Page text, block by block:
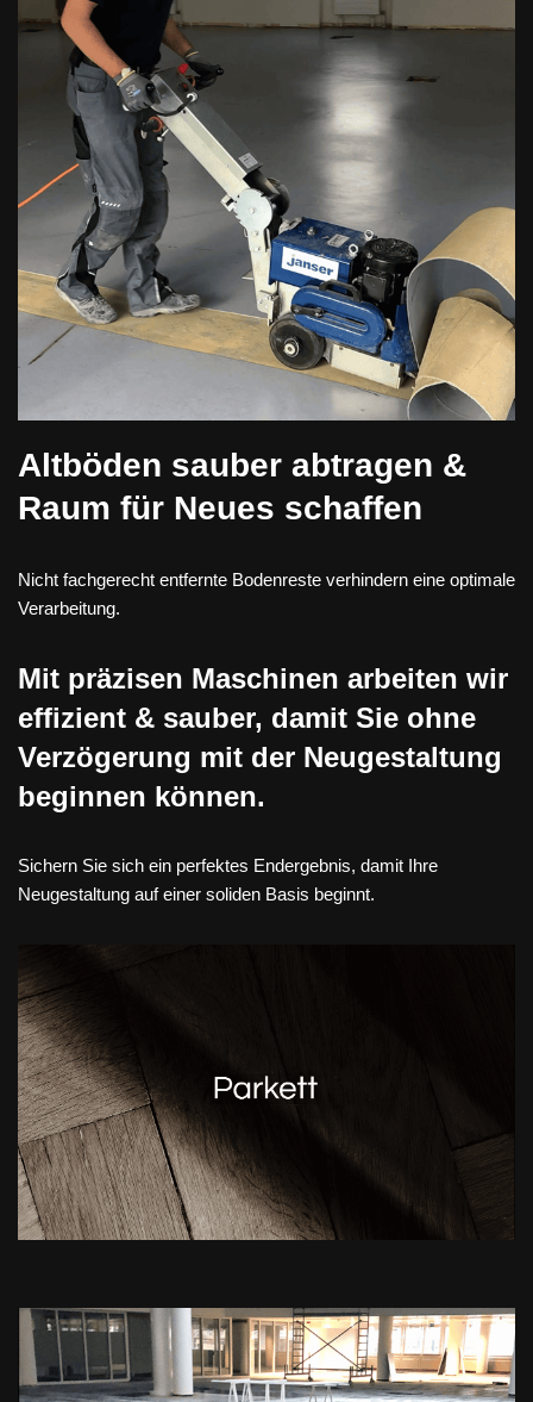
Altböden sauber abtragen &
Raum für Neues schaffen
Nicht fachgerecht entfernte Bodenreste verhindern eine optimale
Verarbeitung.
Mit präzisen Maschinen arbeiten wir
effizient & sauber, damit Sie ohne
Verzögerung mit der Neugestaltung
beginnen können.
Sichern Sie sich ein perfektes Endergebnis, damit Ihre
Neugestaltung auf einer soliden Basis beginnt.